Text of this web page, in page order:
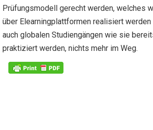
Prüfungsmodell gerecht werden, welches
über Elearningplattformen realisiert werden
auch globalen Studiengängen wie sie
praktiziert werden, nichts mehr im Weg.